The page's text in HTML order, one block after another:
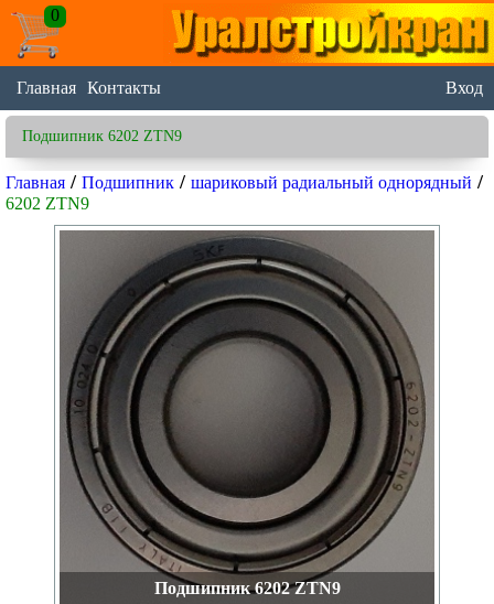
0
Главная Контакты Вход
Подшипник 6202 ZTN9
Главная / Подшипник / шариковый радиальный однорядный /
6202 ZTN9
Подшипник 6202 ZTN9